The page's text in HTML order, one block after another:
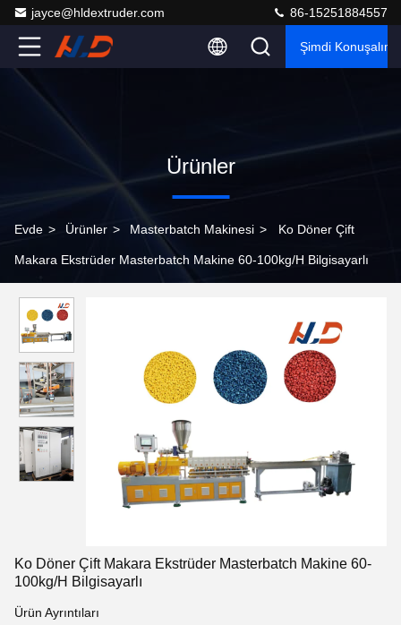
jayce@hldextruder.com 86-15251884557
Şimdi Konuşalım.
Ürünler
Evde > Ürünler > Masterbatch Makinesi > Ko Döner Çift
Makara Ekstrüder Masterbatch Makine 60-100kg/H Bilgisayarlı
Ko Döner Çift Makara Ekstrüder Masterbatch Makine 60-
100kg/H Bilgisayarlı
Ürün Ayrıntıları